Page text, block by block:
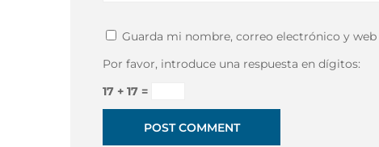
Guarda mi nombre, correo electrónico y
Por favor, introduce una respuesta en dígitos:
17 + 17 =